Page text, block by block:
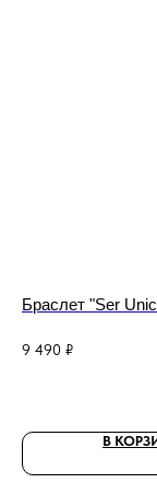
Браслет "Ser
9 490 ₽
В